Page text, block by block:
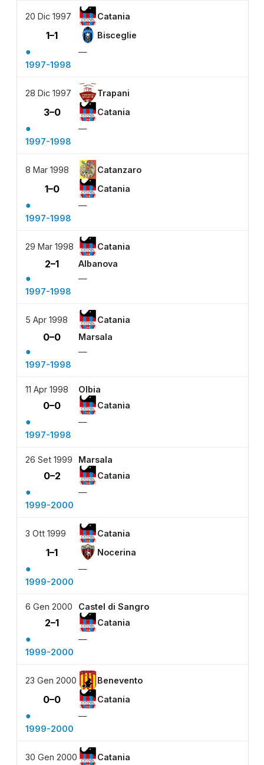
20 Dic 1997 Catania
1–1 Bisceglie
●
—
1997-1998
28 Dic 1997 Trapani
3–0 Catania
●
—
1997-1998
8 Mar 1998 Catanzaro
1–0 Catania
●
—
1997-1998
29 Mar 1998 Catania
2–1 Albanova
●
—
1997-1998
5 Apr 1998 Catania
0–0 Marsala
●
—
1997-1998
11 Apr 1998 Olbia
0–0 Catania
●
—
1997-1998
26 Set 1999 Marsala
0–2 Catania
●
—
1999-2000
3 Ott 1999 Catania
1–1 Nocerina
●
—
1999-2000
6 Gen 2000 Castel di Sangro
2–1 Catania
●
—
1999-2000
23 Gen 2000 Benevento
0–0 Catania
●
—
1999-2000
30 Gen 2000 Catania